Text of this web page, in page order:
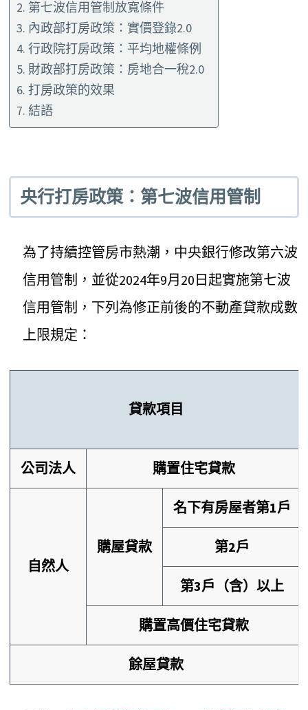
第七波信用管制放寬條件
內政部打房政策：實價登錄2.0
行政院打房政策：平均地權條例
財政部打房政策：房地合一稅2.0
打房政策的效果
結語
央行打房政策：第七波信用管制
為了持續控管房市熱潮，中央銀行修改第六波
信用管制，並從2024年9月20日起實施第七波
信用管制，下列為修正前後的不動產貸款成數
上限規定：
貸款項目
公司法人 購置住宅貸款
自然人
購屋貸款
名下有房屋者第1戶
第2戶
第3戶（含）以上
購置高價住宅貸款
餘屋貸款